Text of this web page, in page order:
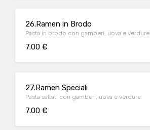
26.Ramen in Brodo
Pasta in brodo con gamberi, uova e verdure
7.00 €
27.Ramen Speciali
Pasta saltati con gamberi, uova e verdure
7.00 €